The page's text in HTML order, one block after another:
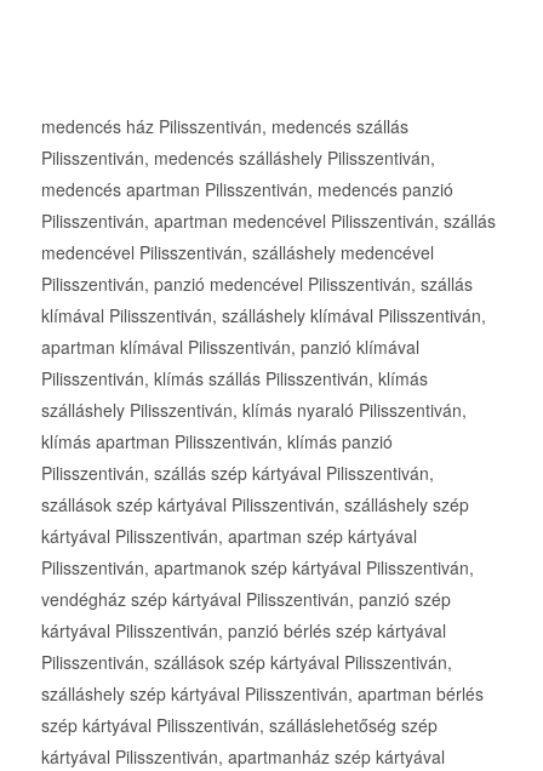
medencés ház Pilisszentiván, medencés szállás
Pilisszentiván, medencés szálláshely Pilisszentiván,
medencés apartman Pilisszentiván, medencés panzió
Pilisszentiván, apartman medencével Pilisszentiván, szállás
medencével Pilisszentiván, szálláshely medencével
Pilisszentiván, panzió medencével Pilisszentiván, szállás
klímával Pilisszentiván, szálláshely klímával Pilisszentiván,
apartman klímával Pilisszentiván, panzió klímával
Pilisszentiván, klímás szállás Pilisszentiván, klímás
szálláshely Pilisszentiván, klímás nyaraló Pilisszentiván,
klímás apartman Pilisszentiván, klímás panzió
Pilisszentiván, szállás szép kártyával Pilisszentiván,
szállások szép kártyával Pilisszentiván, szálláshely szép
kártyával Pilisszentiván, apartman szép kártyával
Pilisszentiván, apartmanok szép kártyával Pilisszentiván,
vendégház szép kártyával Pilisszentiván, panzió szép
kártyával Pilisszentiván, panzió bérlés szép kártyával
Pilisszentiván, szállások szép kártyával Pilisszentiván,
szálláshely szép kártyával Pilisszentiván, apartman bérlés
szép kártyával Pilisszentiván, szálláslehetőség szép
kártyával Pilisszentiván, apartmanház szép kártyával